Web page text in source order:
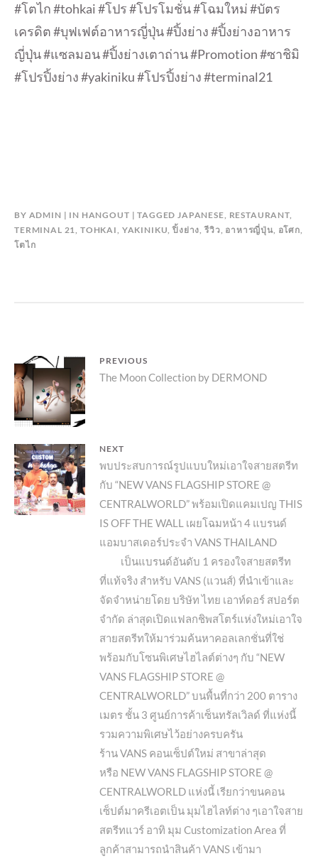
#โตไก #tohkai #โปร #โปรโมชั่น #โฉมใหม่ #บัตร
เครดิต #บุฟเฟต์อาหารญี่ปุ่น #ปิ้งย่าง #ปิ้งย่างอาหาร
ญี่ปุ่น #แซลมอน #ปิ้งย่างเตาถ่าน #Promotion #ซาชิมิ
#โปรปิ้งย่าง #yakiniku #โปรปิ้งย่าง #terminal21
BY ADMIN IN HANGOUT TAGGEDJAPANESE, RESTAURANT,
TERMINAL 21, TOHKAI, YAKINIKU,ปิ้งย่าง,รีวิว, อาหารญี่ปุ่น, อโศก,
โตไก
แนะแนว
เรื่อง
PREVIOUS
Previous
post:
The Moon Collection by DERMOND
NEXT
Next
post:
พบประสบการณ์รูปแบบใหม่เอาใจสายสตรีท
กับ “NEW VANS FLAGSHIP STORE @
CENTRALWORLD” พร้อมเปิดแคมเปญ THIS
IS OFF THE WALL เผยโฉมหน้า 4 แบรนด์
แอมบาสเดอร์ประจำ VANS THAILAND
เป็นแบรนด์อันดับ 1 ครองใจสายสตรีท
ที่แท้จริง สำหรับ VANS (แวนส์) ที่นำเข้าและ
จัดจำหน่ายโดย บริษัท ไทย เอาท์ดอร์ สปอร์ต
จำกัด ล่าสุดเปิดแฟลกชิพสโตร์แห่งใหม่เอาใจ
สายสตรีทให้มาร่วมค้นหาคอลเลกชั่นที่ใช่
พร้อมกับโซนพิเศษไฮไลต์ต่างๆ กับ “NEW
VANS FLAGSHIP STORE @
CENTRALWORLD” บนพื้นที่กว่า 200 ตาราง
เมตร ชั้น 3 ศูนย์การค้าเซ็นทรัลเวิลด์ ที่แห่งนี้
รวมความพิเศษไว้อย่างครบครัน
ร้าน VANS คอนเซ็ปต์ใหม่ สาขาล่าสุด
หรือ NEW VANS FLAGSHIP STORE @
CENTRALWORLD แห่งนี้ เรียกว่าขนคอน
เซ็ปต์มาครีเอตเป็น มุมไฮไลท์ต่าง ๆเอาใจสาย
สตรีทแวร์ อาทิ มุม Customization Area ที่
ลูกค้าสามารถนำสินค้า VANS เข้ามา